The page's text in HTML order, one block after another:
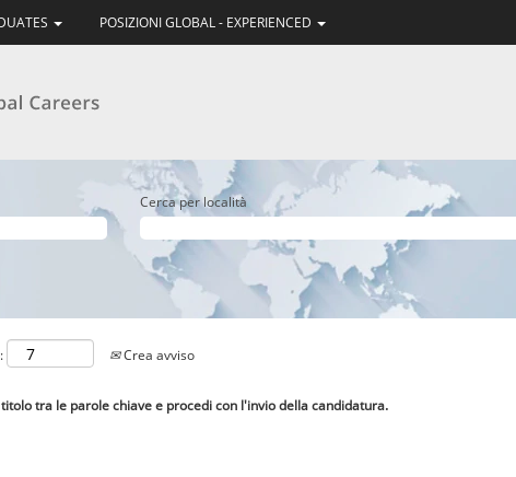
POSIZIONI GLOBAL - EXPERIENCED
Cerca per località
Crea avviso
tra le parole chiave e procedi con l'invio della candidatura.